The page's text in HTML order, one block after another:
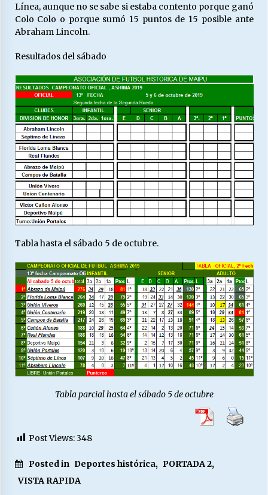
Línea, aunque no se sabe si estaba contento porque ganó
Colo Colo o porque sumó 15 puntos de 15 posible ante
Abraham Lincoln.
Resultados del sábado
Tabla hasta el sábado 5 de octubre.
Tabla parcial hasta el sábado 5 de octubre
Post Views:348
Posted in Deportes histórica, PORTADA 2,
VISTA RAPIDA